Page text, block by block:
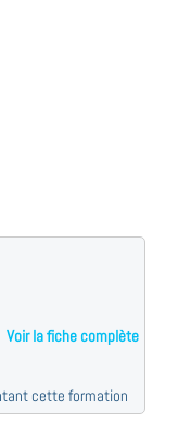
Voir la fiche complète
cette formation